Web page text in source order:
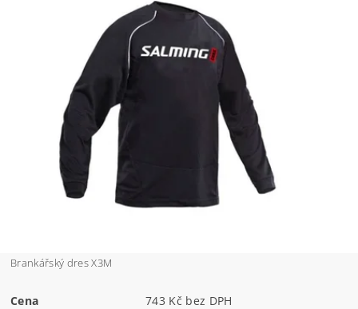
Brankářský dres X3M
Cena 743 Kč bez DPH